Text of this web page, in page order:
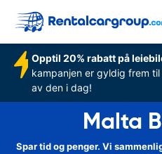
Opptil 20% rabatt på
kampanjen er gyldig frem
av den i dag!
Malta
Spar tid og penger. Vi